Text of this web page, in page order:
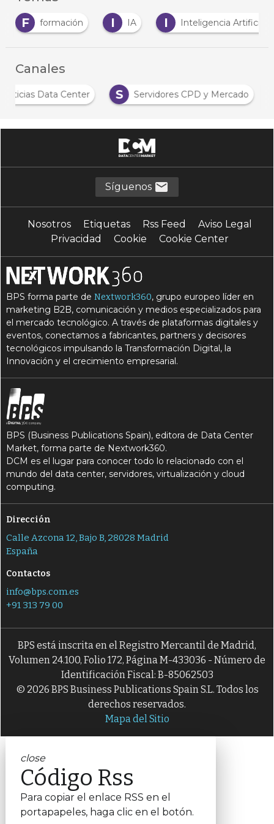
F
formación I IA I Inteligencia Artificial
Canales
Noticias Data Center S Servidores CPD y Mercado
Síguenos
Nosotros Etiquetas Rss Feed
Aviso Legal
Privacidad
Cookie Cookie Center
BPS forma parte deNextwork360, grupo europeo líder en
marketing B2B, comunicación y medios especializados para
el mercado tecnológico. A través de plataformas digitales y
eventos, conectamos a fabricantes, partners y decisores
tecnológicos impulsando la Transformación Digital, la
Innovación y el crecimiento empresarial.
BPS (Business Publications Spain), editora de Data Center
Market, forma parte de Nextwork360.
DCM es el lugar para conocer todo lo relacionado con el
mundo del data center, servidores, virtualización y cloud
computing.
Dirección
Calle Azcona 12, Bajo B, 28028 Madrid
España
Contactos
info@bps.com.es
+91 313 79 00
BPS está inscrita en el Registro Mercantil de Madrid,
Volumen 24.100, Folio 172, Página M-433036 - Número de
Identificación Fiscal: B-85062503
© 2026 BPS Business Publications Spain S.L. Todos los
derechos reservados.
Mapa del Sitio
close
Código Rss
Para copiar el enlace RSS en el
portapapeles, haga clic en el botón.